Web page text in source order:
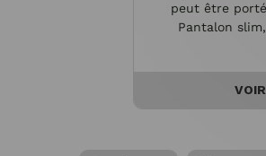
peut être
Pantalon